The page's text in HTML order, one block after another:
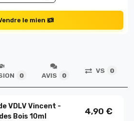
le mien
0 AVIS 0
VS 0
VDLV Vincent -
Bois 10ml
4,90 €